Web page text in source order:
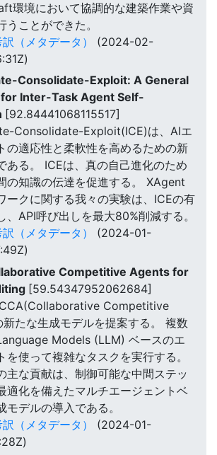
環境において協調的な建築作業や資
うことができた。
（メタデータ）
(2024-02-
Consolidate-Exploit: A General
Inter-Task Agent Self-
[92.84441068115517]
Consolidate-Exploit(ICE)は、AIエ
の適応性と柔軟性を高めるための新
ある。 ICEは、真の自己進化のため
の知識の伝達を促進する。 XAgent
ークに関する我々の実験は、ICEの有
、API呼び出しを最大80%削減する。
（メタデータ）
(2024-01-
Competitive Agents for
[59.54347952062684]
Competitive
たな生成モデルを提案する。 複数
Models (LLM) ベースのエ
を使って複雑なタスクを実行する。
主な貢献は、制御可能な中間ステッ
適化を備えたマルチエージェントベ
モデルの導入である。
（メタデータ）
(2024-01-